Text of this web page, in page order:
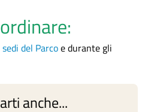
sedi del Parcoe durante gli
anche...